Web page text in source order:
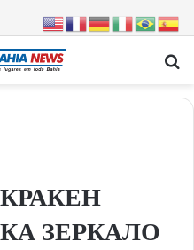
Governo da Bahia entrega 1ª etapa da requalificação do Parque Metropolitano de Pituaçu
ЗЕРКАЛО